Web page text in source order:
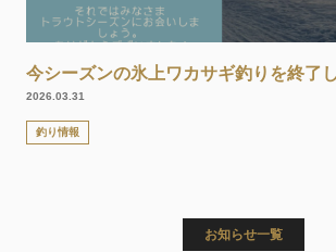
今シーズンの氷上ワカサギ釣りを終了
2026.03.31
釣り情報
お知らせ一覧